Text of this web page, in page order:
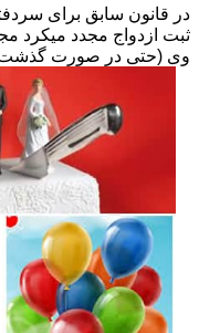
در قانون سابق برای
ثبت ازدواج مجدد میکرد
وی (حتی در صورت گذشت